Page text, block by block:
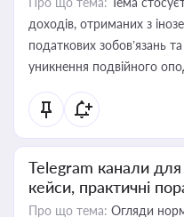
доходів, отриманих з
податкових зобов’язань
уникнення подвійного
Telegram канали для
кейси, практичні
Про що тема: Огляди